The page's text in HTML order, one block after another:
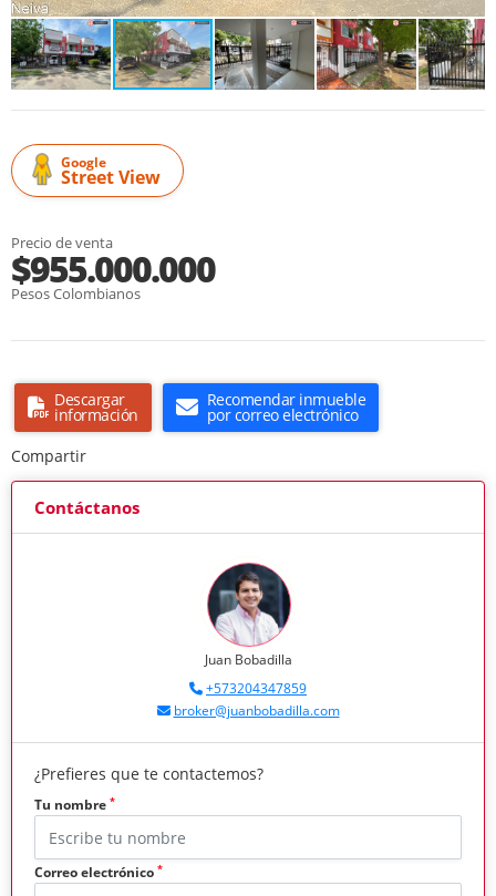
Google
Street View
Precio de venta
$955.000.000
Pesos Colombianos
Descargar
información
Recomendar inmueble
por correo electrónico
Compartir
Contáctanos
Juan Bobadilla
+573204347859
broker@juanbobadilla.com
¿Prefieres que te contactemos?
Tu nombre *
Correo electrónico *